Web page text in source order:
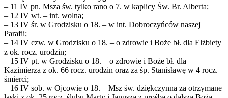
– 11 IV pn. Msza św. tylko rano o 7. w kaplicy Św. Br. Alberta;
– 12 IV wt. – int. wolna;
– 13 IV śr. w Grodzisku o 18. – w int. Dobroczyńców naszej
Parafii;
– 14 IV czw. w Grodzisku o 18. – o zdrowie i Boże bł. dla Elżbiety
z ok. rocz. urodzin;
– 15 IV pt. w Grodzisku o 18. – o zdrowie i Boże bł. dla
Kazimierza z ok. 66 rocz. urodzin oraz za śp. Stanisławę w 4 rocz.
śmierci;
– 16 IV sob. w Ojcowie o 18. – Msz św. dziękczynna za otrzymane